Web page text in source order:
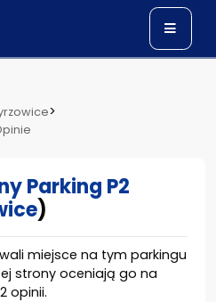
>
Parking P2
)
miejsce na tym parkingu
strony oceniają go na
opinii.